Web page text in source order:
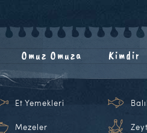
Omuz Omuza Kimdir
Et Yemekleri
Mezeler